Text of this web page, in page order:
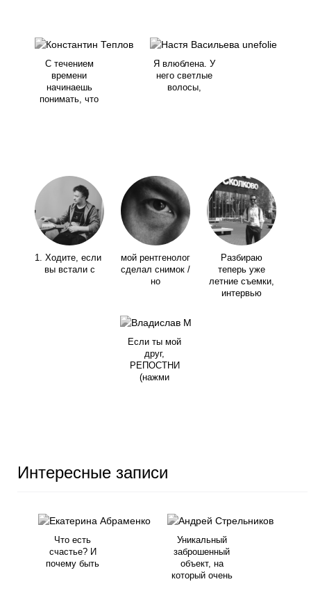
С течением
времени
начинаешь
понимать, что
Я влюблена. У
него светлые
волосы,
1. Ходите, если
вы встали с
мой рентгенолог
сделал снимок /
но
Разбираю
теперь уже
летние съемки,
интервью
Если ты мой
друг,
РЕПОСТНИ
(нажми
Интересные записи
Что есть
счастье? И
почему быть
Уникальный
заброшенный
объект, на
который очень